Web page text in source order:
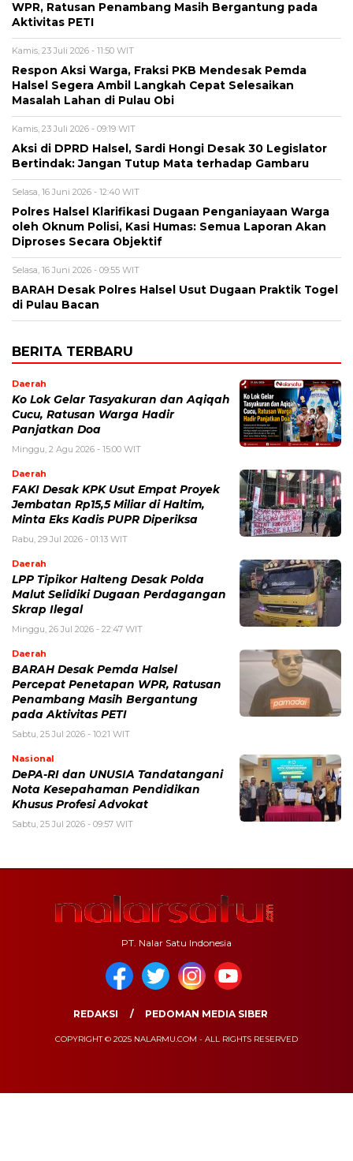
WPR, Ratusan Penambang Masih Bergantung pada
Aktivitas PETI
Kamis, 23 Juli 2026 - 11:50 WIT
Respon Aksi Warga, Fraksi PKB Mendesak Pemda
Halsel Segera Ambil Langkah Cepat Selesaikan
Masalah Lahan di Pulau Obi
Kamis, 23 Juli 2026 - 09:19 WIT
Aksi di DPRD Halsel, Sardi Hongi Desak 30 Legislator
Bertindak: Jangan Tutup Mata terhadap Gambaru
Selasa, 16 Juni 2026 - 12:40 WIT
Polres Halsel Klarifikasi Dugaan Penganiayaan Warga
oleh Oknum Polisi, Kasi Humas: Semua Laporan Akan
Diproses Secara Objektif
Selasa, 16 Juni 2026 - 09:55 WIT
BARAH Desak Polres Halsel Usut Dugaan Praktik Togel
di Pulau Bacan
BERITA TERBARU
Daerah
Ko Lok Gelar Tasyakuran dan Aqiqah
Cucu, Ratusan Warga Hadir
Panjatkan Doa
Minggu, 2 Agu 2026 - 15:00 WIT
Daerah
FAKI Desak KPK Usut Empat Proyek
Jembatan Rp15,5 Miliar di Haltim,
Minta Eks Kadis PUPR Diperiksa
Rabu, 29 Jul 2026 - 01:13 WIT
Daerah
LPP Tipikor Halteng Desak Polda
Malut Selidiki Dugaan Perdagangan
Skrap Ilegal
Minggu, 26 Jul 2026 - 22:47 WIT
Daerah
BARAH Desak Pemda Halsel
Percepat Penetapan WPR, Ratusan
Penambang Masih Bergantung
pada Aktivitas PETI
Sabtu, 25 Jul 2026 - 10:21 WIT
Nasional
DePA-RI dan UNUSIA Tandatangani
Nota Kesepahaman Pendidikan
Khusus Profesi Advokat
Sabtu, 25 Jul 2026 - 09:57 WIT
PT. Nalar Satu Indonesia
REDAKSI PEDOMAN MEDIA SIBER
COPYRIGHT © 2025 NALARMU.COM - ALL RIGHTS RESERVED